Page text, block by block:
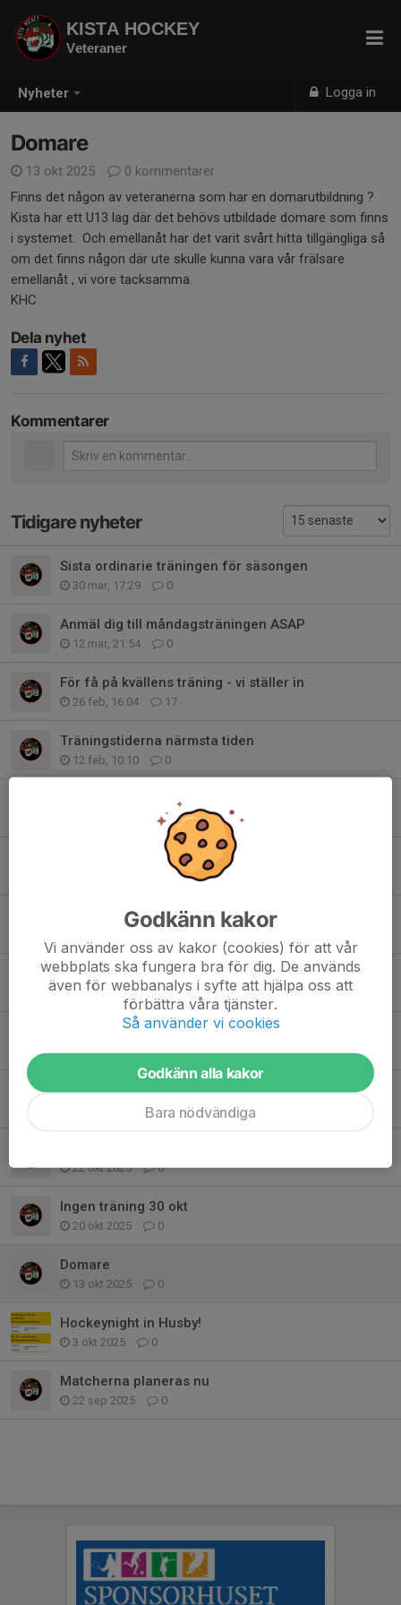
Nyheter Logga in
KISTA HOCKEY
Veteraner
Domare
13 okt 2025
0 kommentarer
Finns det någon av veteranerna som har en domarutbildning ?
Kista har ett U13 lag där det behövs utbildade domare som finns
i systemet. Och emellanåt har det varit svårt hitta tillgängliga så
om det finns någon där ute skulle kunna vara vår frälsare
emellanåt , vi vore tacksamma.
KHC
Dela nyhet
Kommentarer
Tidigare nyheter
Sista ordinarie träningen för säsongen
30 mar, 17:29 0
Anmäl dig till måndagsträningen ASAP
12 mar, 21:54 0
För få på kvällens träning - vi ställer in
26 feb, 16:04 17
Träningstiderna närmsta tiden
12 feb, 10:10 0
Torsdagens träning 12 feb inställd
0
Vänskapsmatch mot franskt lag
Gemensam träning med A-laget ikväll 29 dec 20:00
Kvällens träning 22 dec inställd
22 dec 2025 10
Mail från Fimpen
20 nov 2025 1
Kista allmis
0
22 okt 2025 6
Ingen träning 30 okt
20 okt 2025 0
Domare
13 okt 2025 0
Hockeynight in Husby!
3 okt 2025 0
Matcherna planeras nu
22 sep 2025 0
Godkänn kakor
Vi använder oss av kakor (cookies) för att vår
webbplats ska fungera bra för dig. De används
även för webbanalys i syfte att hjälpa oss att
förbättra våra tjänster.
Så använder vi cookies
Godkänn alla kakor
Bara nödvändiga